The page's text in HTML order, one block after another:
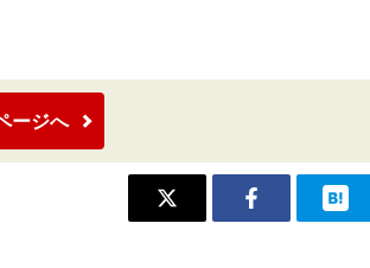
ージへ